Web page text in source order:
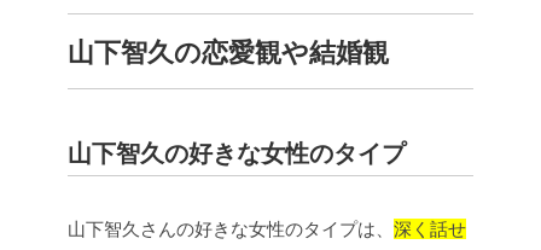
山下智久の恋愛観や結婚観
山下智久の好きな女性のタイプ
山下智久さんの好きな女性のタイプは、 深く話せ